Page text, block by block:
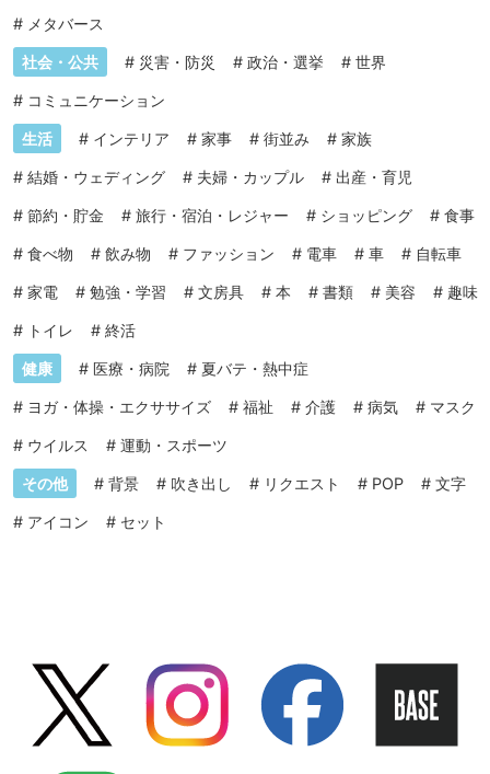
# メタバース
社会・公共 # 災害・防災 # 政治・選挙 # 世界
# コミュニケーション
生活 # インテリア # 家事 # 街並み # 家族
# 結婚・ウェディング # 夫婦・カップル # 出産・育児
# 節約・貯金 # 旅行・宿泊・レジャー # ショッピング # 食事
# 食べ物 # 飲み物 # ファッション # 電車 # 車 # 自転車
# 家電 # 勉強・学習 # 文房具 # 本 # 書類 # 美容 # 趣味
# トイレ # 終活
健康 # 医療・病院 # 夏バテ・熱中症
# ヨガ・体操・エクササイズ # 福祉 # 介護 # 病気 # マスク
# ウイルス # 運動・スポーツ
その他 # 背景 # 吹き出し # リクエスト # POP # 文字
# アイコン # セット